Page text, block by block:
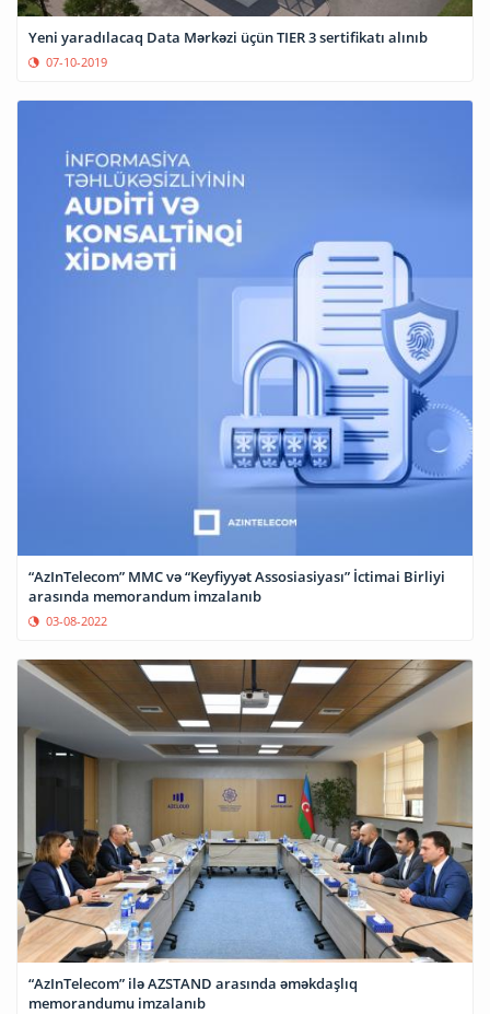
Yeni yaradılacaq Data Mərkəzi üçün TIER 3 sertifikatı alınıb
07-10-2019
“AzInTelecom” MMC və “Keyfiyyət Assosiasiyası” İctimai Birliyi
arasında memorandum imzalanıb
03-08-2022
“AzInTelecom” ilə AZSTAND arasında əməkdaşlıq
memorandumu imzalanıb